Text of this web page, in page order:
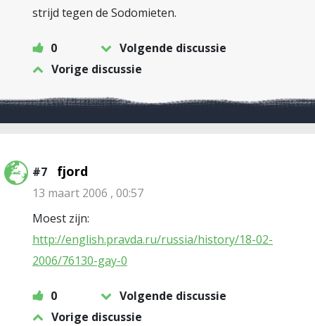
strijd tegen de Sodomieten.
0
Volgende discussie
Vorige discussie
#7 fjord
13 maart 2006 , 00:57
Moest zijn:
http://english.pravda.ru/russia/history/18-02-
2006/76130-gay-0
0
Volgende discussie
Vorige discussie